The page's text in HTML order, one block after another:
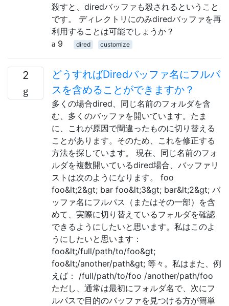
殺すと、diredバッファも殺されるということ
です。 ディレクトリにのみdiredバッファを再
利用することは可能でしょうか？
9
dired customize
2
どうすればDiredバッファ名にフルパ
スを含めることができますか？
多くの場合dired、同じ名前のフォルダを含
む、多くのバッファを開いています。たま
に、これが原因で間違ったものに切り替える
ことがあります。そのため、これを修正する
方法を探しています。 現在、同じ名前のフォ
ルダを複数開いているdired場合、バッファリ
ストは次のようになります。 foo
foo&lt;2&gt; bar foo&lt;3&gt; bar&lt;2&gt; バ
ッファ名にフルパス（またはその一部）を含
めて、実際に切り替えているフォルダを確認
できるようにしたいと思います。私はこのよ
うにしたいと思います：
foo&lt;/full/path/to/foo&gt;
foo&lt;/another/path&gt; 等々。私はまた、例
えば： /full/path/to/foo /another/path/foo
ただし、通常は最初にフォルダ名で、次にフ
ルパスで目的のバッファを見つける方が簡単